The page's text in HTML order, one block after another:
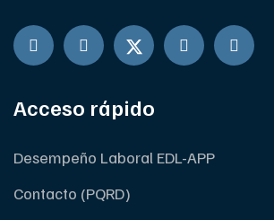
Acceso rápido
Desempeño Laboral EDL-APP
Contacto (PQRD)